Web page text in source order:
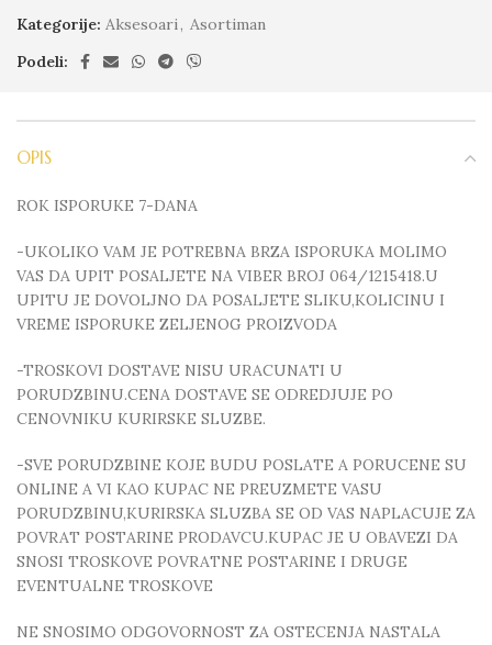
Kategorije: Aksesoari, Asortiman
Podeli:
OPIS
ROK ISPORUKE 7-DANA
-UKOLIKO VAM JE POTREBNA BRZA ISPORUKA MOLIMO
VAS DA UPIT POSALJETE NA VIBER BROJ 064/1215418.U
UPITU JE DOVOLJNO DA POSALJETE SLIKU,KOLICINU I
VREME ISPORUKE ZELJENOG PROIZVODA
-TROSKOVI DOSTAVE NISU URACUNATI U
PORUDZBINU.CENA DOSTAVE SE ODREDJUJE PO
CENOVNIKU KURIRSKE SLUZBE.
-SVE PORUDZBINE KOJE BUDU POSLATE A PORUCENE SU
ONLINE A VI KAO KUPAC NE PREUZMETE VASU
PORUDZBINU,KURIRSKA SLUZBA SE OD VAS NAPLACUJE ZA
POVRAT POSTARINE PRODAVCU.KUPAC JE U OBAVEZI DA
SNOSI TROSKOVE POVRATNE POSTARINE I DRUGE
EVENTUALNE TROSKOVE
NE SNOSIMO ODGOVORNOST ZA OSTECENJA NASTALA